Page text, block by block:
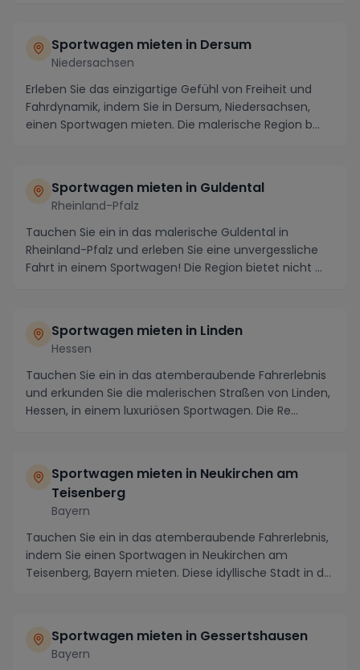
Sportwagen mieten in Dersum
Niedersachsen
Erleben Sie das einzigartige Gefühl von Freiheit und
Fahrdynamik, indem Sie in Dersum, Niedersachsen,
einen Sportwagen mieten. Die malerische Region b...
Sportwagen mieten in Guldental
Rheinland-Pfalz
Tauchen Sie ein in das malerische Guldental in
Rheinland-Pfalz und erleben Sie eine unvergessliche
Fahrt in einem Sportwagen! Die Region bietet nicht ...
Sportwagen mieten in Linden
Hessen
Tauchen Sie ein in das atemberaubende Fahrerlebnis
und erkunden Sie die malerischen Straßen von Linden,
Hessen, in einem luxuriösen Sportwagen. Die Re...
Sportwagen mieten in Neukirchen am
Teisenberg
Bayern
Tauchen Sie ein in das atemberaubende Fahrerlebnis,
indem Sie einen Sportwagen in Neukirchen am
Teisenberg, Bayern mieten. Diese idyllische Stadt in d...
Sportwagen mieten in Gessertshausen
Bayern